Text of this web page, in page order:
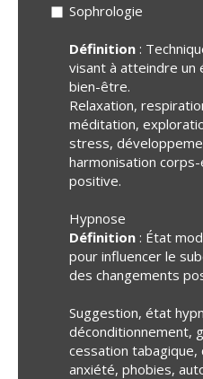
Sophrologie
Définition :
visant à atteindre
bien-être.
Relaxation,
méditation,
stress,
harmonisation
positive.
Hypnose
Définition : État
pour influencer le
des changements
Suggestion, état
déconditionnement,
cessation tabagique,
anxiété, phobies,